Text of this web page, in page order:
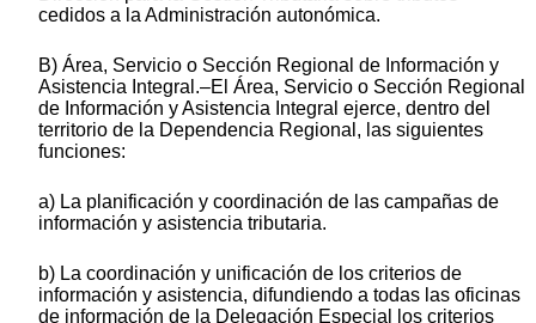
cedidos a la Administración autonómica.
B) Área, Servicio o Sección Regional de Información y
Asistencia Integral.–El Área, Servicio o Sección Regional
de Información y Asistencia Integral ejerce, dentro del
territorio de la Dependencia Regional, las siguientes
funciones:
a) La planificación y coordinación de las campañas de
información y asistencia tributaria.
b) La coordinación y unificación de los criterios de
información y asistencia, difundiendo a todas las oficinas
de información de la Delegación Especial los criterios